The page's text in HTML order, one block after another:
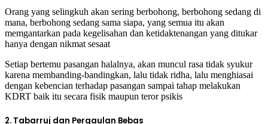
Orang yang selingkuh akan sering berbohong, berbohong sedang di
mana, berbohong sedang sama siapa, yang semua itu akan
memgantarkan pada kegelisahan dan ketidaktenangan yang ditukar
hanya dengan nikmat sesaat
Setiap bertemu pasangan halalnya, akan muncul rasa tidak syukur
karena membanding-bandingkan, lalu tidak ridha, lalu menghiasai
dengan kebencian terhadap pasangan sampai tahap melakukan
KDRT baik itu secara fisik maupun teror psikis
2. Tabarruj dan Pergaulan Bebas